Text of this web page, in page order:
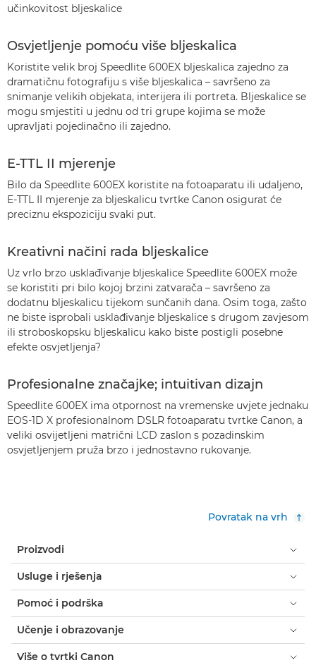
učinkovitost bljeskalice
Osvjetljenje pomoću više bljeskalica
Koristite velik broj Speedlite 600EX bljeskalica zajedno za
dramatičnu fotografiju s više bljeskalica – savršeno za
snimanje velikih objekata, interijera ili portreta. Bljeskalice se
mogu smjestiti u jednu od tri grupe kojima se može
upravljati pojedinačno ili zajedno.
E-TTL II mjerenje
Bilo da Speedlite 600EX koristite na fotoaparatu ili udaljeno,
E-TTL II mjerenje za bljeskalicu tvrtke Canon osigurat će
preciznu ekspoziciju svaki put.
Kreativni načini rada bljeskalice
Uz vrlo brzo usklađivanje bljeskalice Speedlite 600EX može
se koristiti pri bilo kojoj brzini zatvarača – savršeno za
dodatnu bljeskalicu tijekom sunčanih dana. Osim toga, zašto
ne biste isprobali usklađivanje bljeskalice s drugom zavjesom
ili stroboskopsku bljeskalicu kako biste postigli posebne
efekte osvjetljenja?
Profesionalne značajke; intuitivan dizajn
Speedlite 600EX ima otpornost na vremenske uvjete jednaku
EOS-1D X profesionalnom DSLR fotoaparatu tvrtke Canon, a
veliki osvijetljeni matrični LCD zaslon s pozadinskim
osvjetljenjem pruža brzo i jednostavno rukovanje.
Povratak na vrh
Proizvodi
Usluge i rješenja
Pomoć i podrška
Učenje i obrazovanje
Više o tvrtki Canon